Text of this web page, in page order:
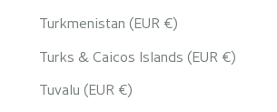
Turkmenistan (EUR €)
Turks & Caicos Islands (EUR €)
Tuvalu (EUR €)